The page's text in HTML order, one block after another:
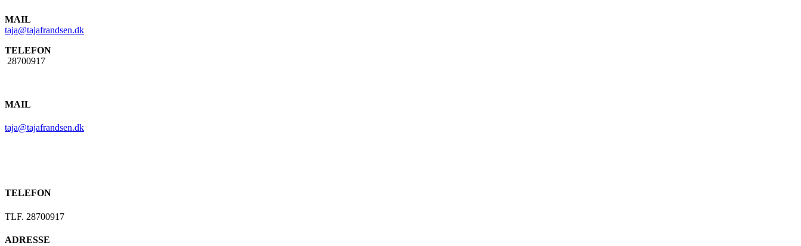
MAIL
taja@tajafrandsen.dk
TELEFON
28700917
MAIL
taja@tajafrandsen.dk
TELEFON
TLF. 28700917
ADRESSE